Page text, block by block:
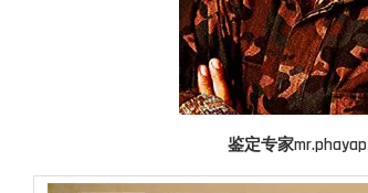
鉴定专家mr.phayap